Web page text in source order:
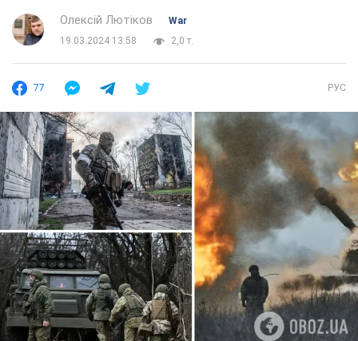
Олексій Лютіков
War
19.03.2024 13:58
2,0 т.
77 РУС